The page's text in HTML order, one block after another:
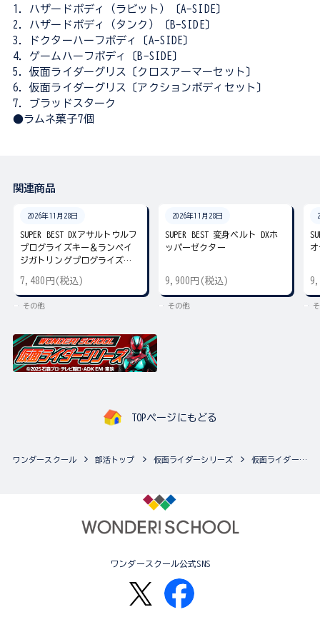
1．ハザードボディ（ラビット）〔A-SIDE〕
2．ハザードボディ（タンク）〔B-SIDE〕
3．ドクターハーフボディ〔A-SIDE〕
4．ゲームハーフボディ〔B-SIDE〕
5．仮面ライダーグリス〔クロスアーマーセット〕
6．仮面ライダーグリス〔アクションボディセット〕
7．ブラッドスターク
●ラムネ菓子7個
関連商品
2026年11月28日
SUPER BEST DXアサルトウルフ
プログライズキー＆ランペイ
ジガトリングプログライズキ
7,480円(税込)
その他
2026年11月28日
SUPER BEST 変身ベルト DXホ
ッパーゼクター
9,900円(税込)
その他
TOPページにもどる
ワンダースクール 部活トップ 仮面ライダーシリーズ 仮面ライダーシリーズの最新商品一覧
ワンダースクール公式SNS